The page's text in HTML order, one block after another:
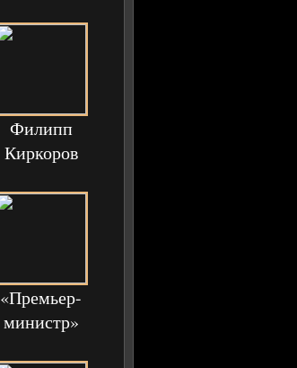
Филипп
Киркоров
«Премьер-
министр»